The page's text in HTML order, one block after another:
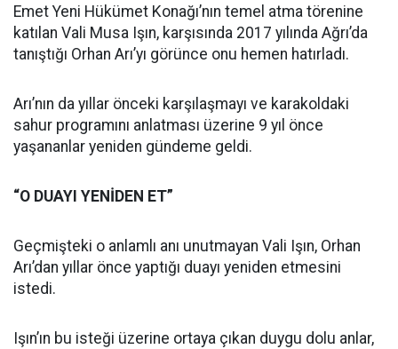
Emet Yeni Hükümet Konağı’nın temel atma törenine
katılan Vali Musa Işın, karşısında 2017 yılında Ağrı’da
tanıştığı Orhan Arı’yı görünce onu hemen hatırladı.
Arı’nın da yıllar önceki karşılaşmayı ve karakoldaki
sahur programını anlatması üzerine 9 yıl önce
yaşananlar yeniden gündeme geldi.
“O DUAYI YENİDEN ET”
Geçmişteki o anlamlı anı unutmayan Vali Işın, Orhan
Arı’dan yıllar önce yaptığı duayı yeniden etmesini
istedi.
Işın’ın bu isteği üzerine ortaya çıkan duygu dolu anlar,